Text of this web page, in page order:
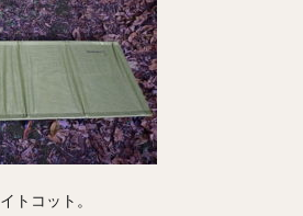
トコット。